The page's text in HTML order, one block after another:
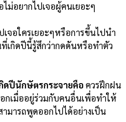
ม่อยากไปเจอผู้คนเยอะๆ
เจอใครเยอะๆหรือการขึ้นไปนำ
เกิดปีนี้รู้สึกว่ากดดันหรือทำตัว
ปีนักษัตรกระจายคือ ควรฝึกฝน
กเมื่ออยู่ร่วมกับคนอื่นเพื่อทำให้
ามารถพูดออกไปได้อย่างเป็น